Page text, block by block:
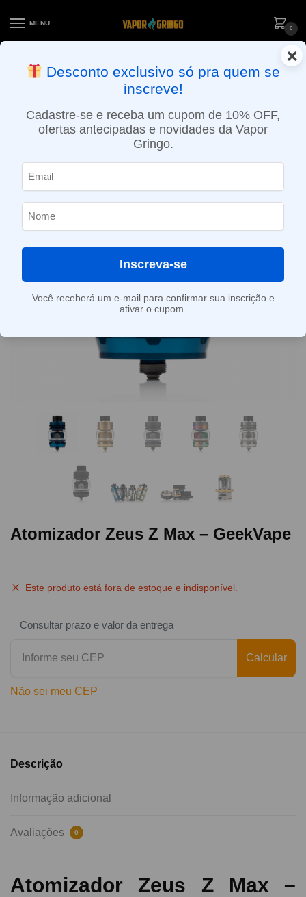
MENU
0
ENTREGA NO MESMO DIA EM SÃO PAULO (SEG A SEX): PEDIDOS
APROVADOS ATÉ 15:30 VIA MOTOBOY
Atomizador Zeus Z Max – GeekVape
Este produto está fora de estoque e indisponível.
Consultar prazo e valor da entrega
Calcular
Não sei meu CEP
Descrição
Informação adicional
Avaliações 0
Atomizador Zeus Z Max –
×
Desconto exclusivo só pra quem se
inscreve!
Cadastre-se e receba um cupom de 10% OFF,
ofertas antecipadas e novidades da Vapor
Gringo.
Inscreva-se
Você receberá um e-mail para confirmar sua inscrição e
ativar o cupom.